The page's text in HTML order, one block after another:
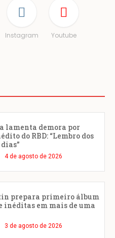
Instagram Youtube
lamenta demora por
do RBD: “Lembro dos
4 de agosto de 2026
prepara primeiro álbum
inéditas em mais de uma
3 de agosto de 2026